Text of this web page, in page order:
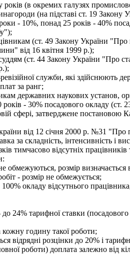
(в окремих галузях
(на підставі ст. 19
- 10%, понад 25 років - 40%
(ст. 49 Закону України
від 16 квітня 1999 р.);
(ст. 44 Закону України "Про
служби, які
за ранг;
державних наукових установ,
- 30% посадового окладу (ст.
сфері, затверджене постановою
від 12 січня 2000 р. №31
за складність, інтенсивність і
тимчасово відсутніх
розмір визначається
- розмір не обмежується;
окладу відсутнього
тарифної ставки (посадового
годину такої роботи;
відрядні розцінки до 20% і
роботи) доплата залежно від